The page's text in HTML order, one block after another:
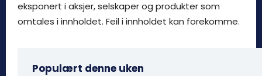
eksponert i aksjer, selskaper og produkter som
omtales i innholdet. Feil i innholdet kan forekomme.
Populært denne uken